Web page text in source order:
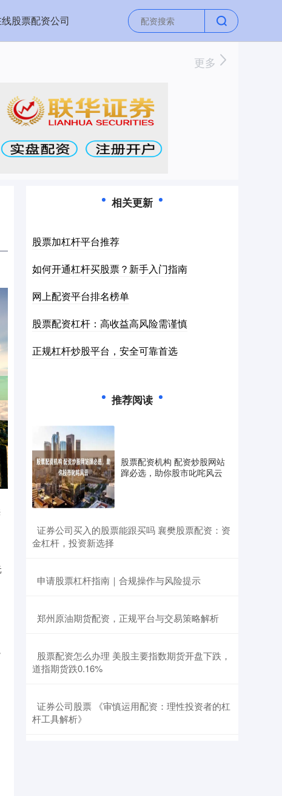
股票配资公司
更多
相关更新
股票加杠杆平台推荐
如何开通杠杆买股票？新手入门指南
网上配资平台排名榜单
股票配资杠杆：高收益高风险需谨慎
正规杠杆炒股平台，安全可靠首选
推荐阅读
股票配资机构 配资炒股网站
蹿必选，助你股市叱咤风云
​证券公司买入的股票能跟买吗 襄樊股票配资：资
金杠杆，投资新选择
​申请股票杠杆指南｜合规操作与风险提示
​郑州原油期货配资，正规平台与交易策略解析
​股票配资怎么办理 美股主要指数期货开盘下跌，
道指期货跌0.16%
​证券公司股票 《审慎运用配资：理性投资者的杠
杆工具解析》